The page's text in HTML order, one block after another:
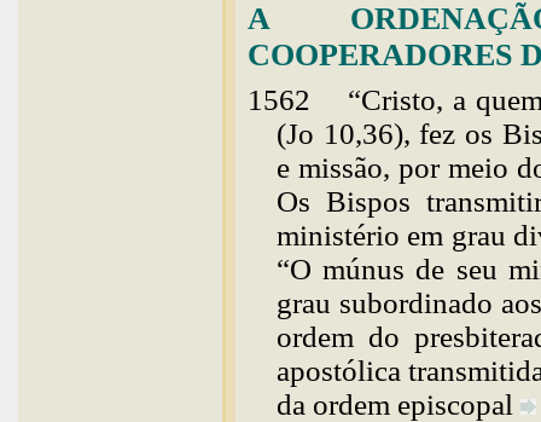
A
COOPERADORES
1562
“Cristo, a
(Jo 10,36), fez os
e missão, por meio
Os Bispos
ministério em grau
“O múnus de seu
grau subordinado
ordem do
apostólica
da ordem episcopal